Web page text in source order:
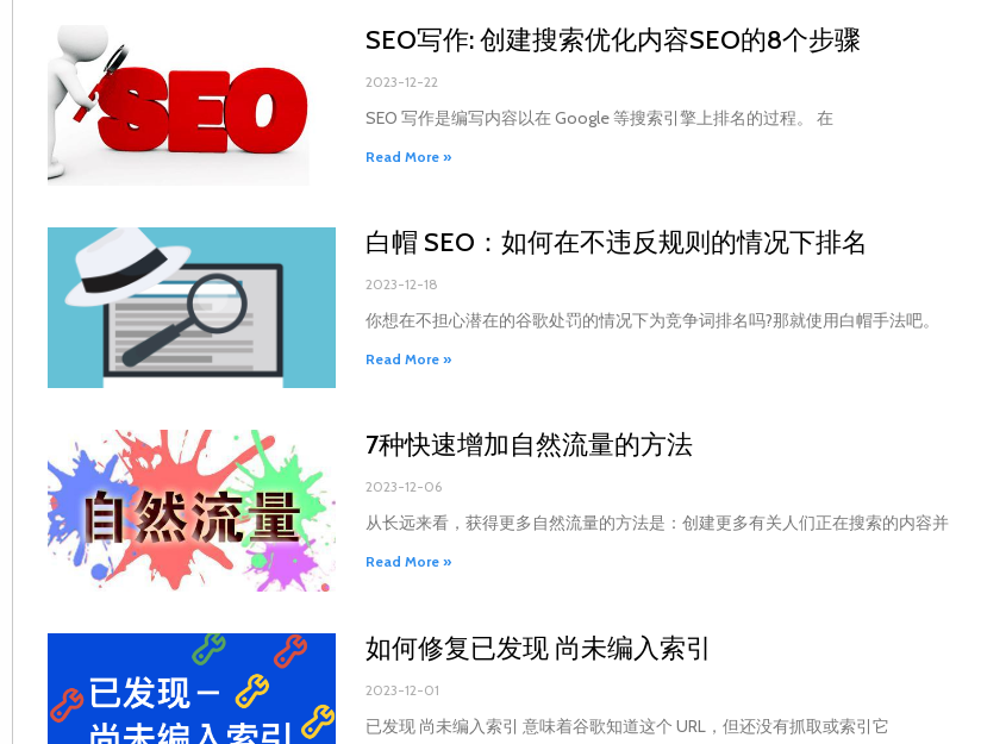
SEO写作: 创建搜索优化内容SEO的8个步骤
2023-12-22
SEO 写作是编写内容以在 Google 等搜索引擎上排名的过程。 在
Read More »
白帽 SEO：如何在不违反规则的情况下排名
2023-12-18
你想在不担心潜在的谷歌处罚的情况下为竞争词排名吗?那就使用白帽手法吧。
Read More »
7种快速增加自然流量的方法
2023-12-06
从长远来看，获得更多自然流量的方法是：创建更多有关人们正在搜索的内容并
Read More »
如何修复已发现 尚未编入索引
2023-12-01
已发现 尚未编入索引 意味着谷歌知道这个 URL，但还没有抓取或索引它